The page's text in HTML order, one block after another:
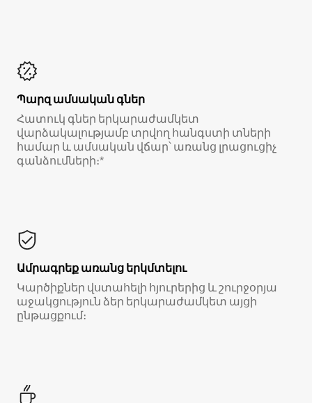
Պարզ ամսական գներ
Հատուկ գներ երկարաժամկետ
վարձակալությամբ տրվող հանգստի տների
համար և ամսական վճար՝ առանց լրացուցիչ
գանձումների։*
Ամրագրեք առանց երկմտելու
Կարծիքներ վստահելի հյուրերից և շուրջօրյա
աջակցություն ձեր երկարաժամկետ այցի
ընթացքում։